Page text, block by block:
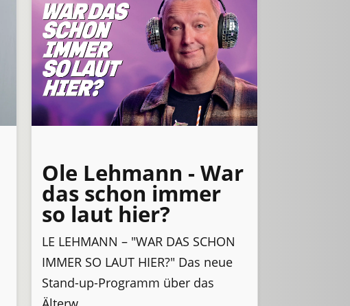
Ole Lehmann - War
das schon immer
so laut hier?
LE LEHMANN – "WAR DAS SCHON
IMMER SO LAUT HIER?" Das neue
Stand-up-Programm über das
Älterw...